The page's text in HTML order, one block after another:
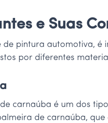
e Suas
de pintura automotiva,
por diferentes
carnaúba é um dos
de carnaúba,